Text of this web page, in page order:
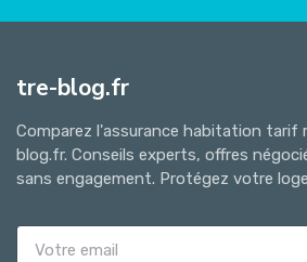
tre-blog.fr
Comparez l'assurance habitation tarif
blog.fr. Conseils experts, offres
sans engagement. Protégez votre